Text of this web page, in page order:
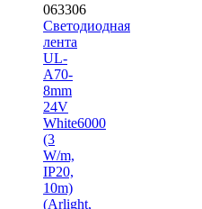
063306
Светодиодная
лента
UL-
A70-
8mm
24V
White6000
(3
W/m,
IP20,
10m)
(Arlight,